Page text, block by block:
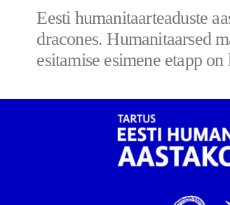
Eesti humanitaarteaduste
dracones. Humanitaarsed
esitamise esimene etapp